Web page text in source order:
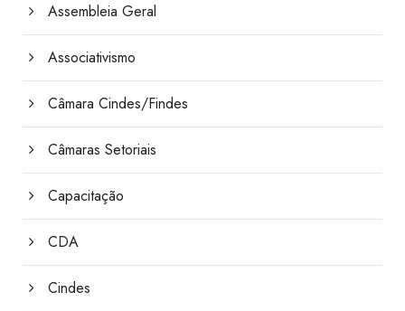
Assembleia Geral
Associativismo
Câmara Cindes/Findes
Câmaras Setoriais
Capacitação
CDA
Cindes